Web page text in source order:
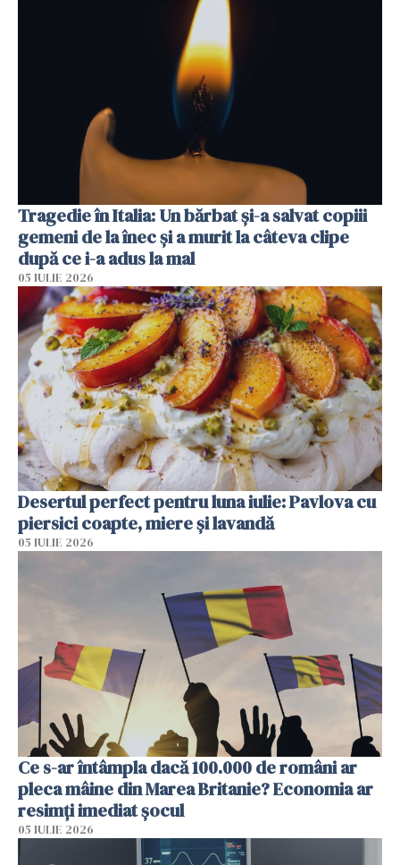
Tragedie în Italia: Un bărbat și-a salvat copiii
gemeni de la înec și a murit la câteva clipe
după ce i-a adus la mal
05 IULIE 2026
Desertul perfect pentru luna iulie: Pavlova cu
piersici coapte, miere și lavandă
05 IULIE 2026
Ce s-ar întâmpla dacă 100.000 de români ar
pleca mâine din Marea Britanie? Economia ar
resimți imediat șocul
05 IULIE 2026